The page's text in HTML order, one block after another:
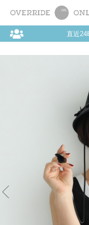
All
Home 〉 HAT
直近24